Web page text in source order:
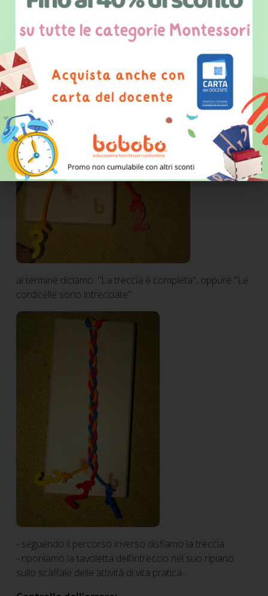
al termine diciamo: "La treccia è completa", oppure "Le
cordicelle sono intrecciate"
- seguendo il percorso inverso disfiamo la treccia
- riponiamo la tavoletta dell'intreccio nel suo ripiano
sullo scaffale delle attività di vita pratica.